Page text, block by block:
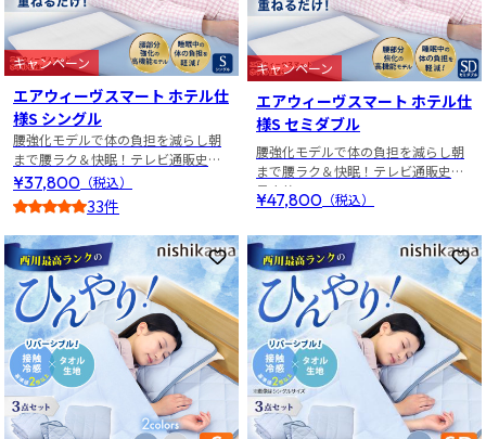
キャンペーン
エアウィーヴスマート ホテル仕
様S シングル
腰強化モデルで体の負担を減らし朝
まで腰ラク＆快眠！テレビ通販史上
最安値！
¥37,800 （税込）
33件
キャンペーン
エアウィーヴスマート ホテル仕
様S セミダブル
腰強化モデルで体の負担を減らし朝
まで腰ラク＆快眠！テレビ通販史上
最安値！
¥47,800 （税込）
お気に入りに登録 お